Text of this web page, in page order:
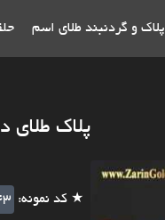
پلاک و گردنبند طلای اسم
پلاک
★ کد نمونه: